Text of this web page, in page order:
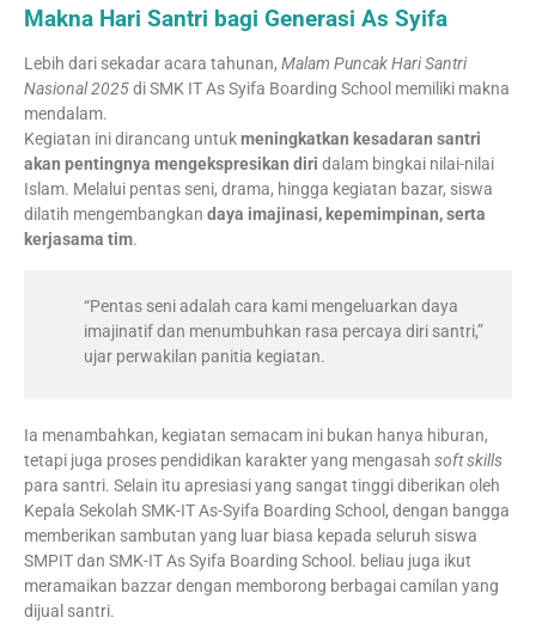
Makna Hari Santri bagi Generasi As Syifa
Lebih dari sekadar acara tahunan, Malam Puncak Hari Santri
Nasional 2025di SMK IT As Syifa Boarding School memiliki makna
mendalam.
Kegiatan ini dirancang untukmeningkatkan kesadaran santri
akan pentingnya mengekspresikan diri dalam bingkai nilai-nilai
Islam. Melalui pentas seni, drama, hingga kegiatan bazar, siswa
dilatih mengembangkan daya imajinasi, kepemimpinan, serta
kerjasama tim.
“Pentas seni adalah cara kami mengeluarkan daya
imajinatif dan menumbuhkan rasa percaya diri santri,”
ujar perwakilan panitia kegiatan.
Ia menambahkan, kegiatan semacam ini bukan hanya hiburan,
tetapi juga proses pendidikan karakter yang mengasah soft skills
para santri. Selain itu apresiasi yang sangat tinggi diberikan oleh
Kepala Sekolah SMK-IT As-Syifa Boarding School, dengan bangga
memberikan sambutan yang luar biasa kepada seluruh siswa
SMPIT dan SMK-IT As Syifa Boarding School. beliau juga ikut
meramaikan bazzar dengan memborong berbagai camilan yang
dijual santri.